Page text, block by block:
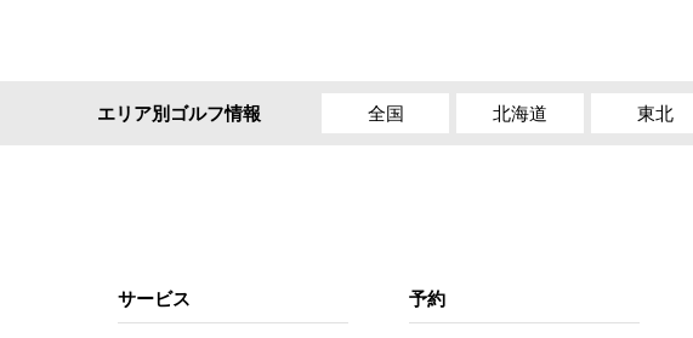
エリア別ゴルフ情報 全国 北海道 東北
サービス 予約